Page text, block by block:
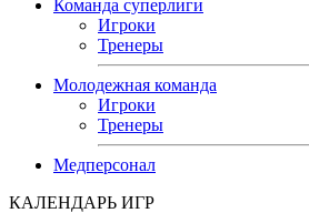
Команда суперлиги
Игроки
Тренеры
Молодежная команда
Игроки
Тренеры
Медперсонал
КАЛЕНДАРЬ ИГР